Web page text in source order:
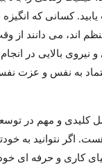
کسانی که انگیزه
اند، می دانند از
و نیروی بالایی در
به نفس و عزت
کلیدی و مهم در
اگر نتوانید به
کاری و حرفه ای